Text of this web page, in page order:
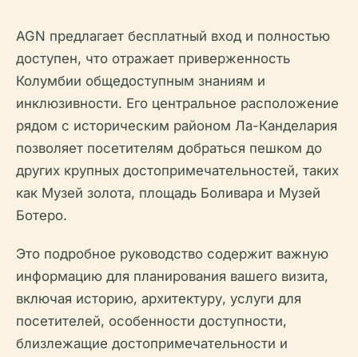
AGN предлагает бесплатный вход и полностью
доступен, что отражает приверженность
Колумбии общедоступным знаниям и
инклюзивности. Его центральное расположение
рядом с историческим районом Ла-Канделария
позволяет посетителям добраться пешком до
других крупных достопримечательностей, таких
как Музей золота, площадь Боливара и Музей
Ботеро.
Это подробное руководство содержит важную
информацию для планирования вашего визита,
включая историю, архитектуру, услуги для
посетителей, особенности доступности,
близлежащие достопримечательности и